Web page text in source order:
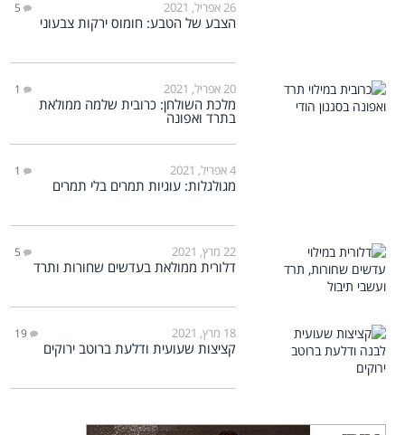
26 אפריל, 2021 5
הצבע של הטבע: חומוס ירקות צבעוני
20 אפריל, 2021 1
מלכת השולחן: כרובית שלמה ממולאת
בתרד ואפונה
4 אפריל, 2021 1
מגולגלות: עוגיות תמרים בלי תמרים
22 מרץ, 2021 5
דלורית ממולאת בעדשים שחורות ותרד
18 מרץ, 2021 19
קציצות שעועית ודלעת ברוטב ירוקים